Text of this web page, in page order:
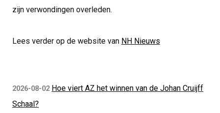
zijn verwondingen overleden.
Lees verder op de website van NH Nieuws
2026-08-02 Hoe viert AZ het winnen van de Johan Cruijff
Schaal?